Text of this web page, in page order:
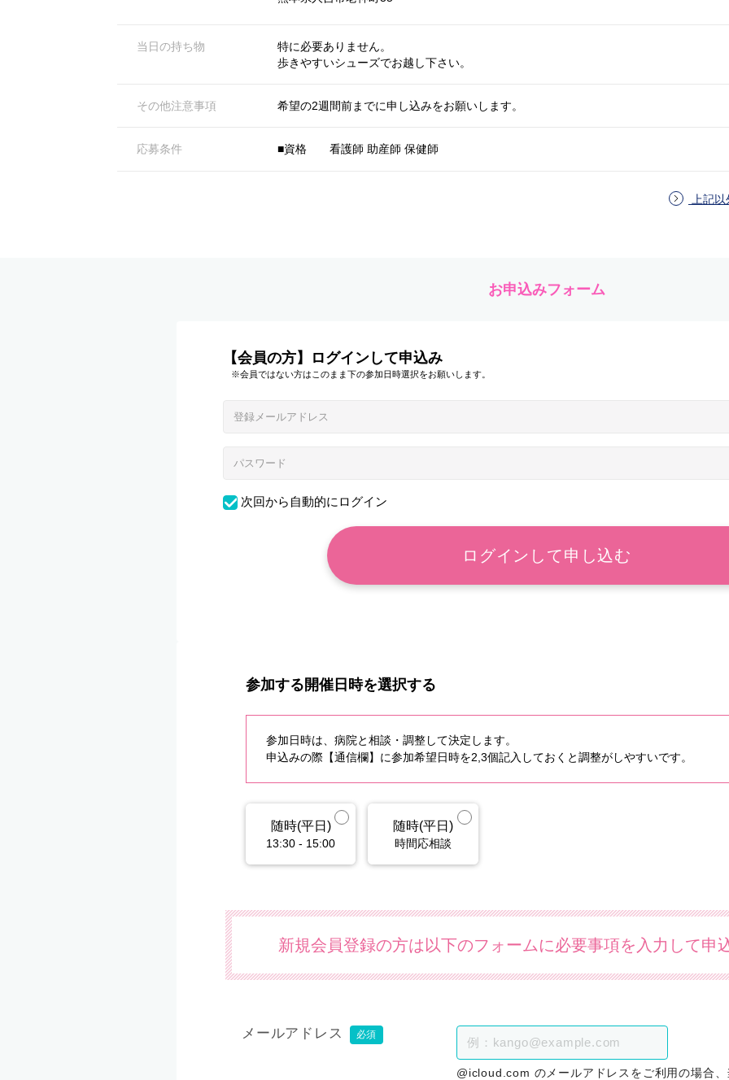
当日の持ち物
特に必要ありません。
歩きやすいシューズでお越し下さい。
その他注意事項 希望の2週間前までに申し込みをお願いします。
応募条件 ■資格 看護師 助産師 保健師
上記
お申込みフォーム
【会員の方】ログインして申込み
※会員ではない方はこのまま下の参加日時選択をお願いします。
次回から自動的にログイン
参加する開催日時を選択する
参加日時は、病院と相談・調整して決定します。
申込みの際【通信欄】に参加希望日時を2,3個記入しておくと調整がしやすいです。
随時(平日)
13:30 - 15:00
随時(平日)
時間応相談
新規会員登録の方は以下のフォームに必要事項を入力して申
メールアドレス 必須
@icloud.com のメールアドレスをご利用の場合